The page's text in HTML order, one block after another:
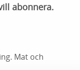
abonnera.
Mat och